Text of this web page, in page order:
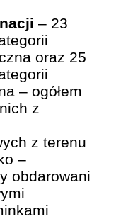
– 23
oraz 25
– ogółem
z
z terenu
–
obdarowani